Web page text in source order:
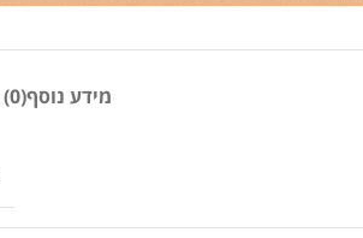
מידע נוסף(0) ביקורות